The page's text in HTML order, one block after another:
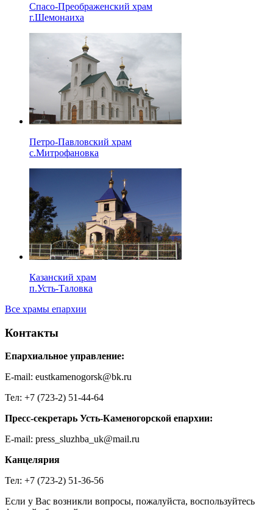
Спасо-Преображенский храм
г.Шемонаиха
Петро-Павловский храм
с.Митрофановка
Казанский храм
п.Усть-Таловка
Все храмы епархии
Контакты
Епархиальное управление:
E-mail: eustkamenogorsk@bk.ru
Тел: +7 (723-2) 51-44-64
Пресс-секретарь Усть-Каменогорской епархии:
E-mail: press_sluzhba_uk@mail.ru
Канцелярия
Тел: +7 (723-2) 51-36-56
Если у Вас возникли вопросы, пожалуйста, воспользуйтесь